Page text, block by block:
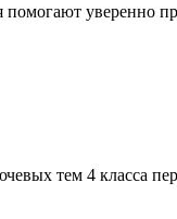
уверенно
тем 4 класса